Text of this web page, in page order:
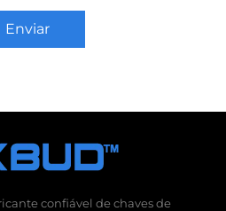
Enviar
confiável de chaves de